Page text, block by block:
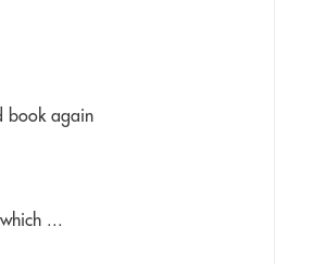
book again
...